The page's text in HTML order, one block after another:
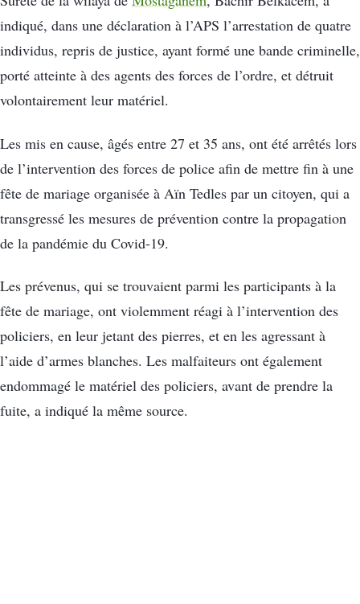
indiqué, dans une déclaration à l’APS l’arrestation de quatre
individus, repris de justice, ayant formé une bande criminelle,
porté atteinte à des agents des forces de l’ordre, et détruit
volontairement leur matériel.
Les mis en cause, âgés entre 27 et 35 ans, ont été arrêtés lors
de l’intervention des forces de police afin de mettre fin à une
fête de mariage organisée à Aïn Tedles par un citoyen, qui a
transgressé les mesures de prévention contre la propagation
de la pandémie du Covid-19.
Les prévenus, qui se trouvaient parmi les participants à la
fête de mariage, ont violemment réagi à l’intervention des
policiers, en leur jetant des pierres, et en les agressant à
l’aide d’armes blanches. Les malfaiteurs ont également
endommagé le matériel des policiers, avant de prendre la
fuite, a indiqué la même source.